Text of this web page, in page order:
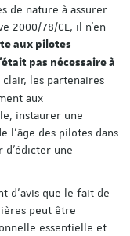
de nature à assurer
2000/78/CE, il n'en
aux pilotes
pas nécessaire à
clair, les partenaires
aux
instaurer une
l'âge des pilotes dans
d'édicter une
d'avis que le fait de
peut être
essentielle et